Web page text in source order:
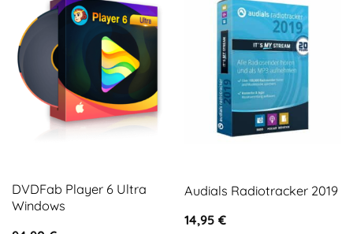
DVDFab Player 6 Ultra
Windows
Audials Radiotracker 2019
14,95 €